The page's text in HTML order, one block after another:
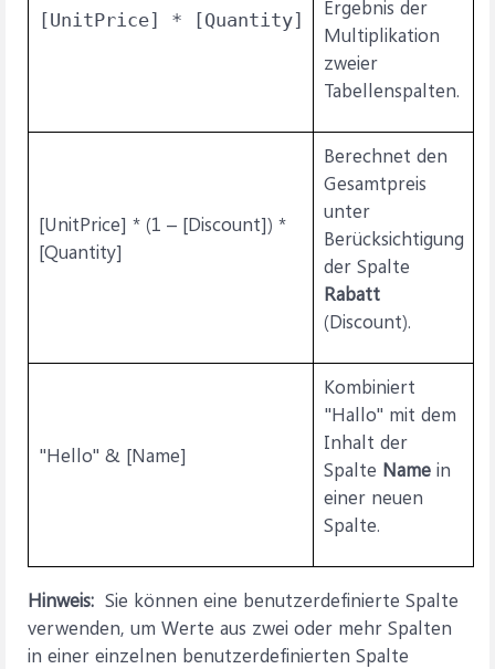
[UnitPrice] * [Quantity]
Ergebnis der
Multiplikation
zweier
Tabellenspalten.
[UnitPrice] * (1 – [Discount]) *
[Quantity]
Berechnet den
Gesamtpreis
unter
Berücksichtigung
der Spalte
Rabatt
(Discount).
"Hello" & [Name]
Kombiniert
"Hallo" mit dem
Inhalt der
Spalte Namein
einer neuen
Spalte.
Hinweis: Sie können eine benutzerdefinierte Spalte
verwenden, um Werte aus zwei oder mehr Spalten
in einer einzelnen benutzerdefinierten Spalte